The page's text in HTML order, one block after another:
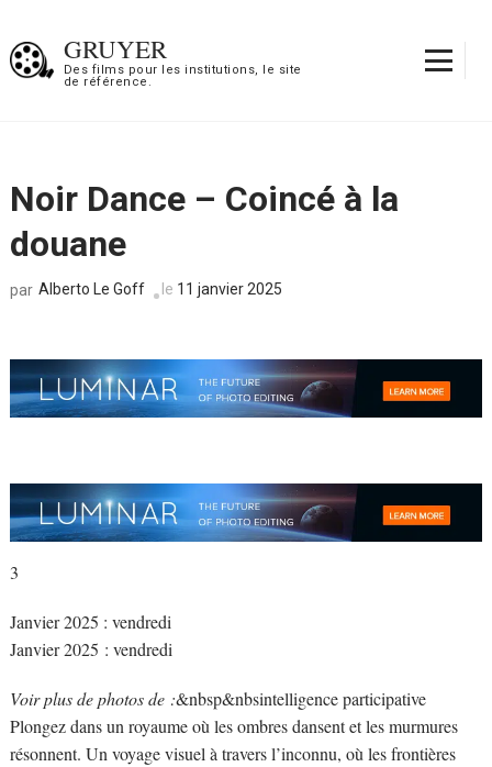
contenu
GRUYER
Des films pour les institutions, le site
de référence.
Noir Dance – Coincé à la
douane
par Alberto Le Goff le 11 janvier 2025
3
Janvier 2025 : vendredi
Janvier 2025 : vendredi
Voir plus de photos de :&nbsp&nbsintelligence participative
Plongez dans un royaume où les ombres dansent et les murmures
résonnent. Un voyage visuel à travers l’inconnu, où les frontières